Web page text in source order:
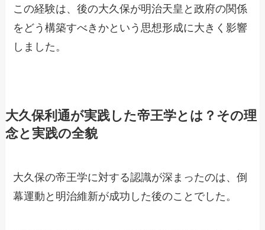
この経験は、後の大久保が明治天皇と政府の関係
をどう構築すべきかという思想形成に大きく影響
しました。
大久保利通が実践した帝王学とは？その理
念と実践の全貌
大久保の帝王学に対する認識が深まったのは、倒
幕運動と明治維新が成功した後のことでした。